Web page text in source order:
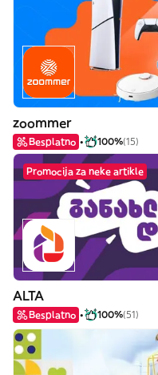
zoommer
Besplatno 100%(15)
Promocija za neke artikle
ALTA
Besplatno 100%(51)